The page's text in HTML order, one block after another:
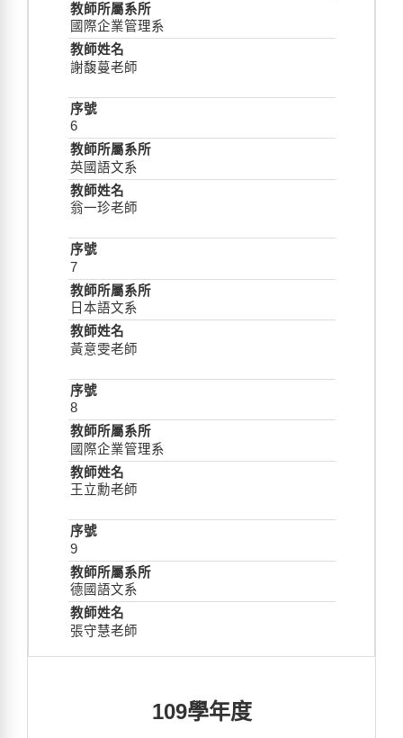
國際企業管理系
謝馥蔓老師
6
英國語文系
翁一珍老師
7
日本語文系
黃意雯老師
8
國際企業管理系
王立勳老師
9
德國語文系
張守慧老師
109學年度